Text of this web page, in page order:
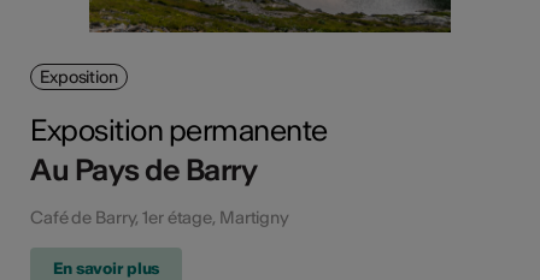
Exposition
Exposition permanente
Au Pays de Barry
Café de Barry, 1er étage, Martigny
En savoir plus